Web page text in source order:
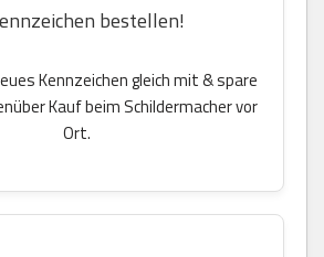
bestellen!
Kennzeichen gleich mit & spare
Kauf beim Schildermacher vor
Ort.